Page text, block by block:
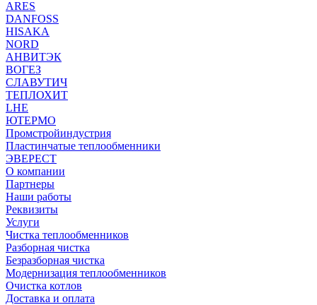
ARES
DANFOSS
HISAKA
NORD
АНВИТЭК
ВОГЕЗ
СЛАВУТИЧ
ТЕПЛОХИТ
LHE
ЮТЕРМО
Промстройиндустрия
Пластинчатые теплообменники
ЭВЕРЕСТ
О компании
Партнеры
Наши работы
Реквизиты
Услуги
Чистка теплообменников
Разборная чистка
Безразборная чистка
Модернизация теплообменников
Очистка котлов
Доставка и оплата